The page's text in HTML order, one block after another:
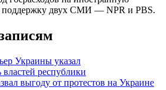
поддержку двух СМИ — NPR и PBS.
Украины указал
властей республики
выгоду от протестов на Украине